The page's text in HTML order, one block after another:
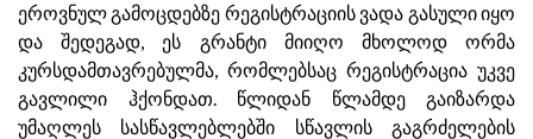
ეროვნულ გამოცდებზე რეგისტრაციის ვადა გასული იყო
და შედეგად, ეს გრანტი მიიღო მხოლოდ ორმა
კურსდამთავრებულმა, რომლებსაც რეგისტრაცია უკვე
გავლილი ჰქონდათ. წლიდან წლამდე გაიზარდა
უმაღლეს სასწავლებლებში სწავლის გაგრძელების